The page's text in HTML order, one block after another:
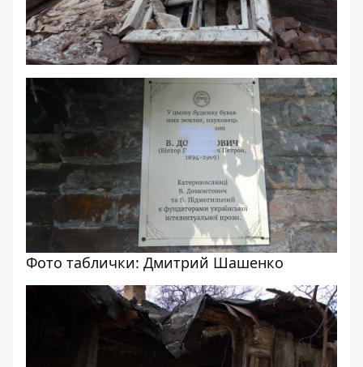
Фото таблички: Дмитрий Шашенко